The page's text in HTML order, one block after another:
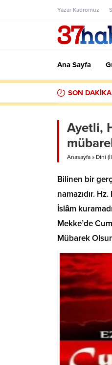
Yazar Kadromuz
Ana Sayfa
SON DAKİKA
Ayetli,
Anasayfa » Dini
Bilinen bir
namazıdır.
İslâm
Mekke’de
Mübarek